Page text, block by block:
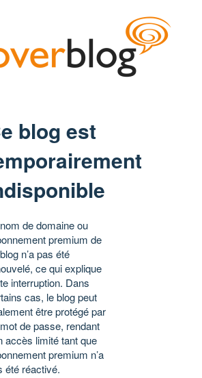
blog est
de domaine ou
premium de
n’a pas été
ce qui explique
interruption. Dans
cas, le blog peut
être protégé par
de passe, rendant
accès limité tant que
premium n’a
été réactivé.